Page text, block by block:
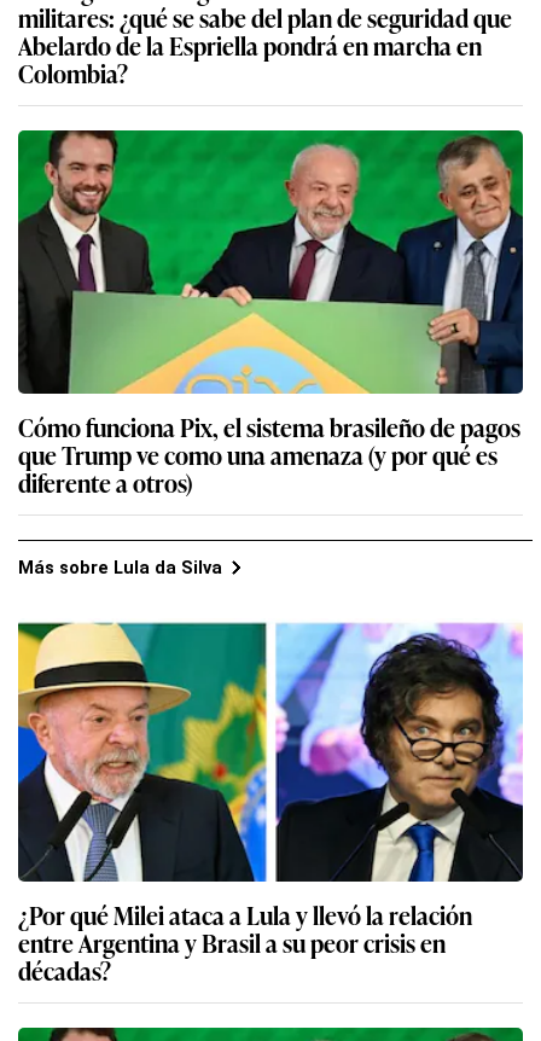
militares: ¿qué se sabe del plan de seguridad que
Abelardo de la Espriella pondrá en marcha en
Colombia?
Cómo funciona Pix, el sistema brasileño de pagos
que Trump ve como una amenaza (y por qué es
diferente a otros)
Más sobre Lula da Silva
¿Por qué Milei ataca a Lula y llevó la relación
entre Argentina y Brasil a su peor crisis en
décadas?